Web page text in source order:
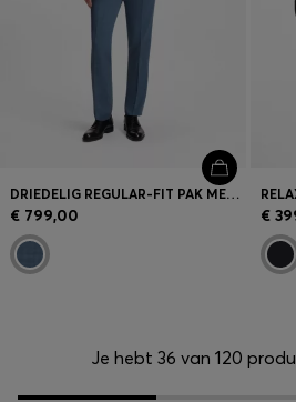
DRIEDELIG REGULAR-FIT PAK MET DESSIN VAN SCHEERWOL
€ 799,00 €
Je hebt 36 van 120